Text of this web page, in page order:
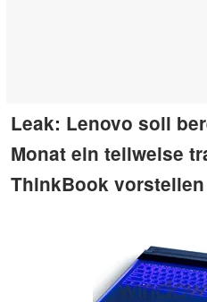
Leak: Lenovo soll
Monat ein teilweise
ThinkBook vorstellen